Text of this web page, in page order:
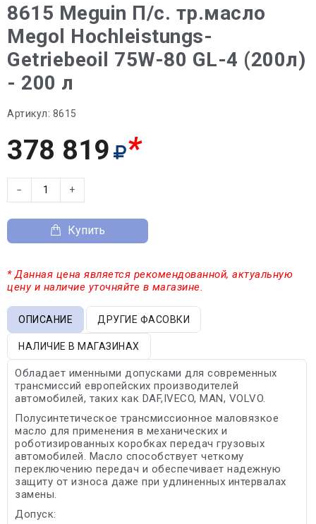
8615 Meguin П/с. тр.масло
Megol Hochleistungs-
Getriebeoil 75W-80 GL-4 (200л)
- 200 л
Артикул: 8615
378 819 *
− +
Купить
* Данная цена является рекомендованной, актуальную
цену и наличие уточняйте в магазине.
ОПИСАНИЕ ДРУГИЕ ФАСОВКИ
НАЛИЧИЕ В МАГАЗИНАХ
Обладает именными допусками для современных
трансмиссий европейских производителей
автомобилей, таких как DAF,IVECO, MAN, VOLVO.
Полусинтетическое трансмиссионное маловязкое
масло для применения в механических и
роботизированных коробках передач грузовых
автомобилей. Масло способствует четкому
переключению передач и обеспечивает надежную
защиту от износа даже при удлиненных интервалах
замены.
Допуск: